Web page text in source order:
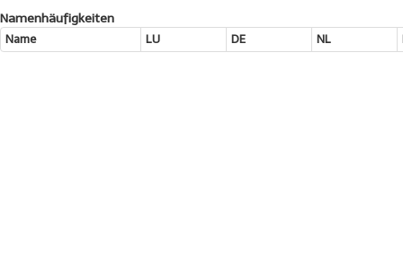
Namenhäufigkeiten
Name LU DE NL